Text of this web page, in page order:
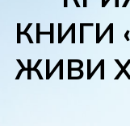
КНИГИ
ЖИВИ